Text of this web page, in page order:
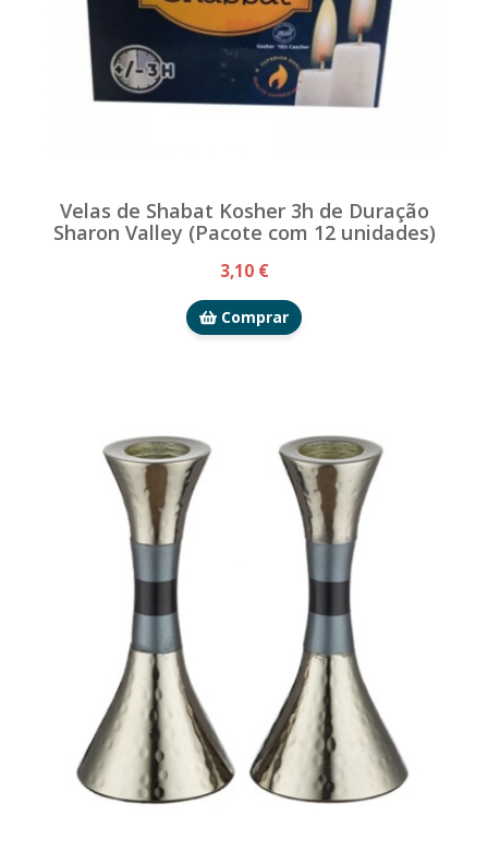
Velas de Shabat Kosher 3h de Duração
Sharon Valley (Pacote com 12 unidades)
3,10 €
Comprar